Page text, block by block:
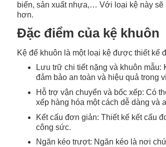
biển, sản xuất nhựa,… Với loại kệ này sẽ
hơn.
Đặc điểm của kệ khuôn
Kệ để khuôn là một loại kệ được thiết kế
Lưu trữ chi tiết nặng và khuôn
đảm bảo an toàn và hiệu quả trong
Hỗ trợ vận chuyển và bốc xếp: Có
xếp hàng hóa một cách dễ dàng và
Kết cấu đơn giản: Thiết kế kết cấu
công sức.
Ngăn kéo trượt: Ngăn kéo là nơi